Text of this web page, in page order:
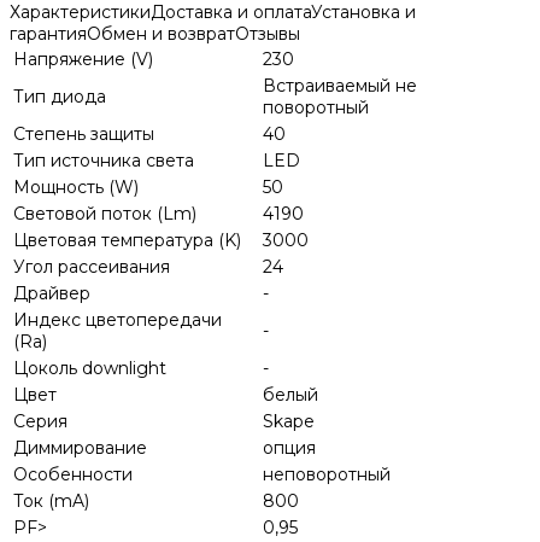
ХарактеристикиДоставка и оплатаУстановка и
гарантияОбмен и возвратОтзывы
Напряжение (V)
230
Тип диода
Встраиваемый не
поворотный
Степень защиты
40
Тип источника света
LED
Мощность (W)
50
Световой поток (Lm)
4190
Цветовая температура (K)
3000
Угол рассеивания
24
Драйвер
-
Индекс цветопередачи
(Ra)
-
Цоколь downlight
-
Цвет
белый
Серия
Skape
Диммирование
опция
Особенности
неповоротный
Ток (mA)
800
PF>
0,95